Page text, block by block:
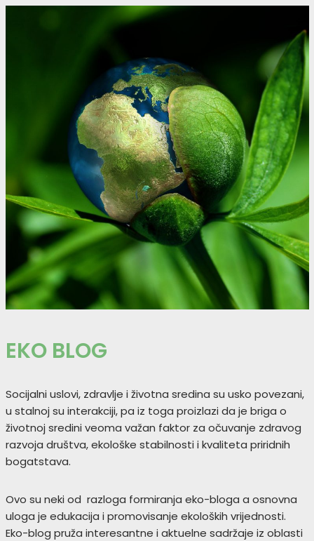
EKO BLOG
Socijalni uslovi, zdravlje i životna sredina su usko povezani,
u stalnoj su interakciji, pa iz toga proizlazi da je briga o
životnoj sredini veoma važan faktor za očuvanje zdravog
razvoja društva, ekološke stabilnosti i kvaliteta priridnih
bogatstava.
Ovo su neki od razloga formiranja eko-bloga a osnovna
uloga je edukacija i promovisanje ekoloških vrijednosti.
Eko-blog pruža interesantne i aktuelne sadržaje iz oblasti